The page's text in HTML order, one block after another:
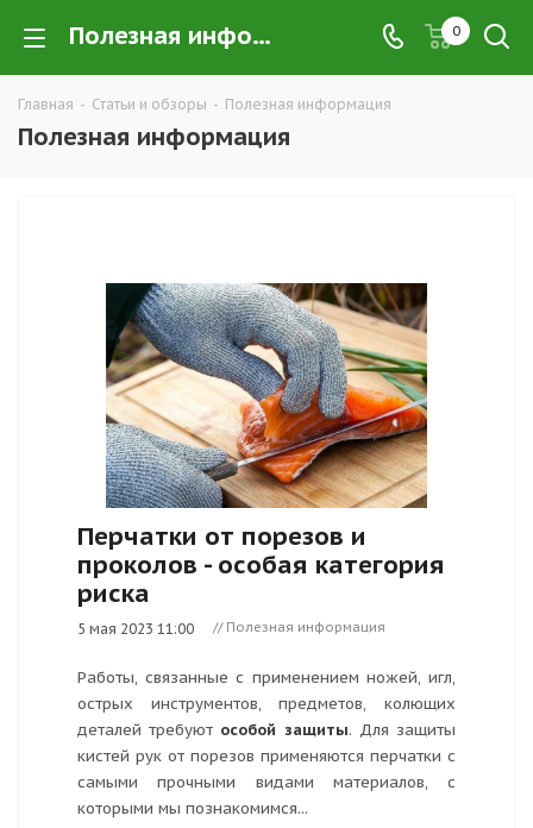
Полезная информация 0
Главная - Статьи и обзоры - Полезная информация
Полезная информация
Перчатки от порезов и
проколов - особая категория
риска
5 мая 2023 11:00 // Полезная информация
Работы, связанные с применением ножей, игл,
острых инструментов, предметов, колющих
деталей требуют особой защиты. Для защиты
кистей рук от порезов применяются перчатки с
самыми прочными видами материалов, с
которыми мы познакомимся...